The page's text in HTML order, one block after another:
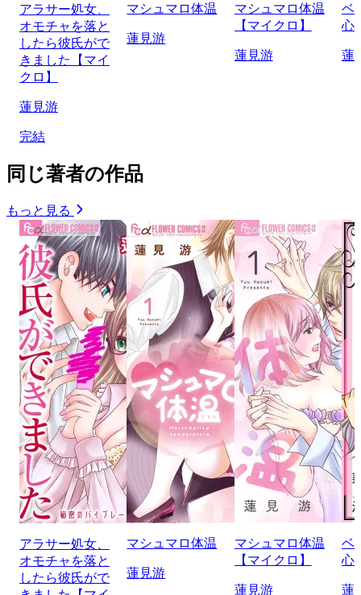
アラサー処女、
オモチャを落と
したら彼氏がで
きました【マイ
クロ】
蓮見游
完結
マシュマロ体温
蓮見游
マシュマロ体温
【マイクロ】
蓮見游
ベ
心
蓮
同じ著者の作品
もっと見る
アラサー処女、
オモチャを落と
したら彼氏がで
マシュマロ体温
蓮見游
マシュマロ体温
【マイクロ】
蓮見游
ベ
心
蓮